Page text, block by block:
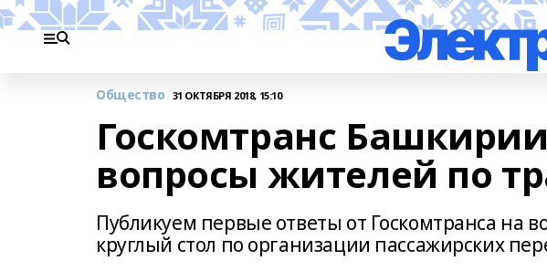
Общество 31 ОКТЯБРЯ 2018, 15:10
Госкомтранс
вопросы жителей по
Публикуем первые ответы от Госкомтранса на
круглый стол по организации пассажирских